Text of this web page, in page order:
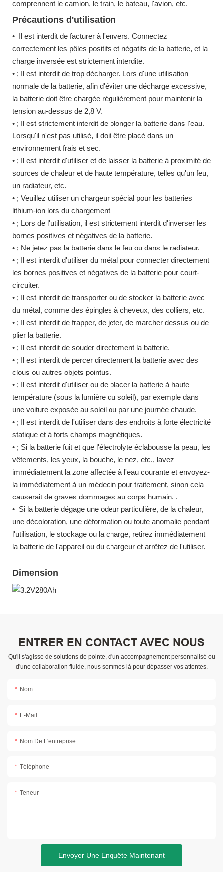
comprennent le camion, le train, le bateau, l'avion, etc.
Précautions d'utilisation
• Il est interdit de facturer à l'envers. Connectez
correctement les pôles positifs et négatifs de la batterie, et la
charge inversée est strictement interdite.
• ; Il est interdit de trop décharger. Lors d'une utilisation
normale de la batterie, afin d'éviter une décharge excessive,
la batterie doit être chargée régulièrement pour maintenir la
tension au-dessus de 2,8 V.
• ; Il est strictement interdit de plonger la batterie dans l'eau.
Lorsqu'il n'est pas utilisé, il doit être placé dans un
environnement frais et sec.
• ; Il est interdit d'utiliser et de laisser la batterie à proximité de
sources de chaleur et de haute température, telles qu'un feu,
un radiateur, etc.
• ; Veuillez utiliser un chargeur spécial pour les batteries
lithium-ion lors du chargement.
• ; Lors de l'utilisation, il est strictement interdit d'inverser les
bornes positives et négatives de la batterie.
• ; Ne jetez pas la batterie dans le feu ou dans le radiateur.
• ; Il est interdit d'utiliser du métal pour connecter directement
les bornes positives et négatives de la batterie pour court-
circuiter.
• ; Il est interdit de transporter ou de stocker la batterie avec
du métal, comme des épingles à cheveux, des colliers, etc.
• ; Il est interdit de frapper, de jeter, de marcher dessus ou de
plier la batterie.
• ; Il est interdit de souder directement la batterie.
• ; Il est interdit de percer directement la batterie avec des
clous ou autres objets pointus.
• ; Il est interdit d'utiliser ou de placer la batterie à haute
température (sous la lumière du soleil), par exemple dans
une voiture exposée au soleil ou par une journée chaude.
• ; Il est interdit de l'utiliser dans des endroits à forte électricité
statique et à forts champs magnétiques.
• ; Si la batterie fuit et que l'électrolyte éclabousse la peau, les
vêtements, les yeux, la bouche, le nez, etc., lavez
immédiatement la zone affectée à l'eau courante et envoyez-
la immédiatement à un médecin pour traitement, sinon cela
causerait de graves dommages au corps humain. .
• Si la batterie dégage une odeur particulière, de la chaleur,
une décoloration, une déformation ou toute anomalie pendant
l'utilisation, le stockage ou la charge, retirez immédiatement
la batterie de l'appareil ou du chargeur et arrêtez de l'utiliser.
Dimension
ENTRER EN CONTACT AVEC NOUS
Qu'il s'agisse de solutions de pointe, d'un accompagnement personnalisé ou
d'une collaboration fluide, nous sommes là pour dépasser vos attentes.
Nom
E-Mail
Nom De L'entreprise
Téléphone
Teneur
Envoyer Une Enquête Maintenant